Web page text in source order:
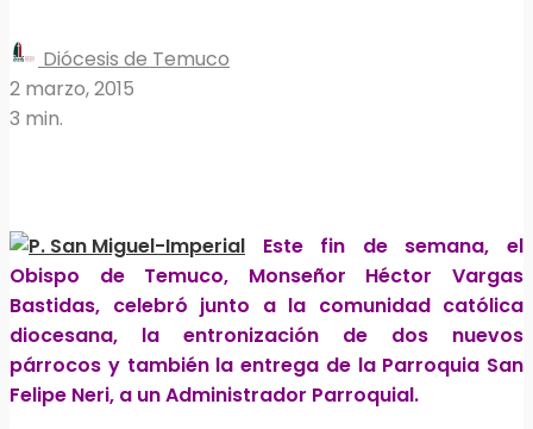
Diócesis de Temuco
2 marzo, 2015
3 min.
Este fin de semana, el
Obispo de Temuco, Monseñor Héctor Vargas
Bastidas, celebró junto a la comunidad católica
diocesana, la entronización de dos nuevos
párrocos y también la entrega de la Parroquia San
Felipe Neri, a un Administrador Parroquial.